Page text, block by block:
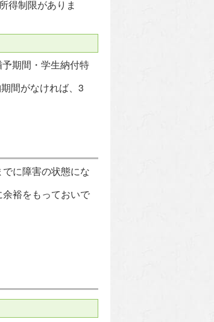
得制限がありま
期間・学生納付特
間がなければ、3
に障害の状態にな
裕をもっておいで